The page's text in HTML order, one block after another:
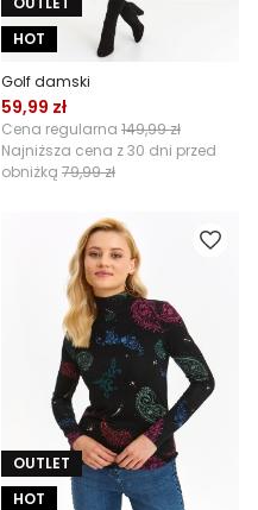
HOT
Golf damski
59,99 zł
Cena regularna 149,99 zł
Najniższa cena z 30 dni przed
obniżką 79,99 zł
OUTLET
HOT